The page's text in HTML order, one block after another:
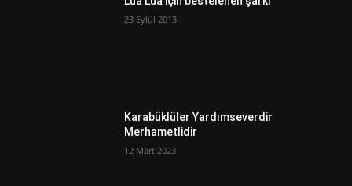
23 Eylül 2013
Karabüklüler Yardımseverdir
Merhametlidir
12 Mart 2023